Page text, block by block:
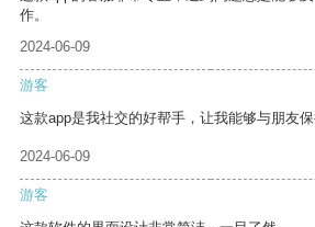
作。
2024-06-09
游客
这款app是我社交的好帮手，让我能够与朋友保
2024-06-09
游客